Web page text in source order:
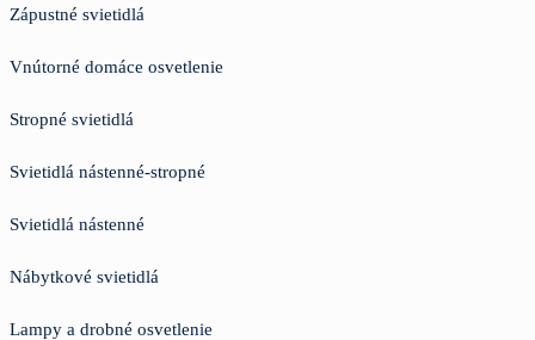
Zápustné svietidlá
Vnútorné domáce osvetlenie
Stropné svietidlá
Svietidlá nástenné-stropné
Svietidlá nástenné
Nábytkové svietidlá
Lampy a drobné osvetlenie